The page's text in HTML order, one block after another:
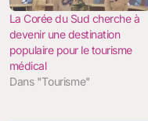
La Corée du Sud cherche à
devenir une destination
populaire pour le tourisme
médical
Dans "Tourisme"